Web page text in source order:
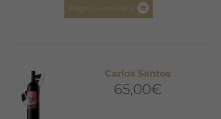
Afegeix a la cistella
Carlos Santos
65,00€